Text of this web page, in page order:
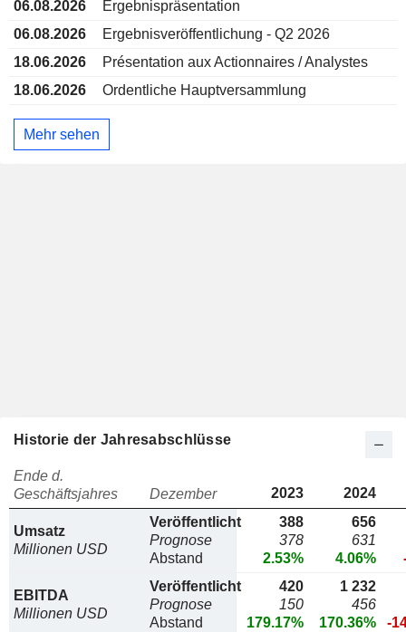
06.08.2026
Ergebnispräsentation
06.08.2026
Ergebnisveröffentlichung - Q2 2026
18.06.2026
Présentation aux Actionnaires / Analystes
18.06.2026
Ordentliche Hauptversammlung
Mehr sehen
Historie der Jahresabschlüsse
Ende d.
Geschäftsjahres
Dezember 2023 2024
Umsatz
Millionen USD
Veröffentlicht
Prognose
Abstand
388
378
2.53%
656
631
4.06%
EBITDA
Millionen USD
Veröffentlicht
Prognose
Abstand
420
150
179.17%
1 232
456
170.36%
-